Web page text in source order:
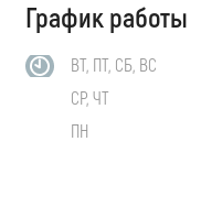
График работы
ВТ, ПТ, СБ, ВС
СР, ЧТ
ПН